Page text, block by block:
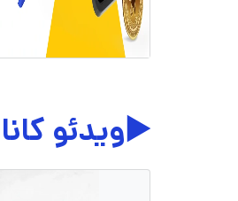
▶️ویدئو